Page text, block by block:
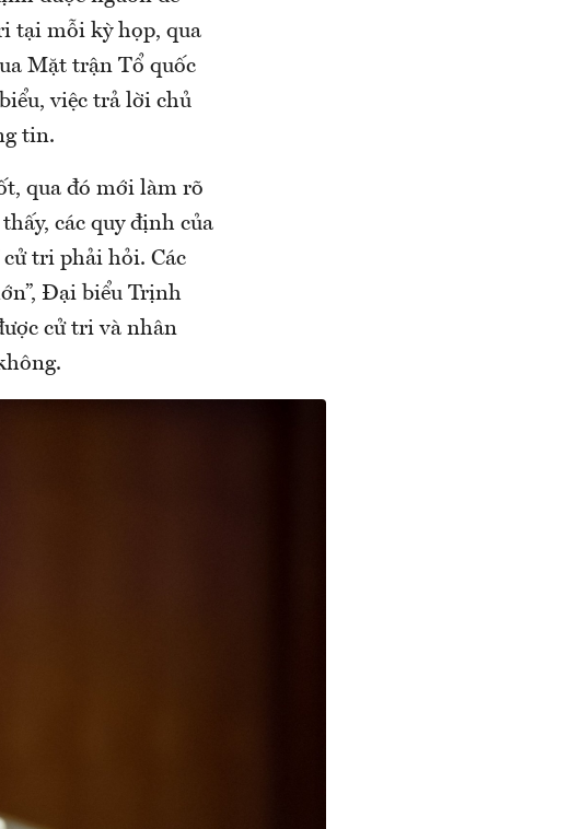
tại mỗi kỳ họp, qua
Mặt trận Tổ quốc
việc trả lời chủ
tin.
qua đó mới làm rõ
các quy định của
tri phải hỏi. Các
Đại biểu Trịnh
cử tri và nhân